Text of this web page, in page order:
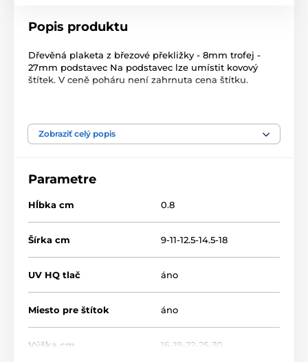
Popis produktu
Dřevěná plaketa z březové překližky - 8mm trofej -
27mm podstavec Na podstavec lze umístit kovový
štítek. V ceně poháru není zahrnuta cena štítku.
Futbal Drevené trofeje RW
Zobraziť celý popis
Parametre
Hĺbka cm 0.8
Šírka cm 9-11-12.5-14.5-18
UV HQ tlač áno
Miesto pre štítok áno
Výška cm 16-19-22-25-30